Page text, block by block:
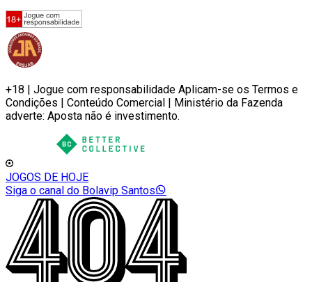
+18 | Jogue com responsabilidade Aplicam-se os Termos e
Condições | Conteúdo Comercial | Ministério da Fazenda
adverte: Aposta não é investimento.
JOGOS DE HOJE
Siga o canal do Bolavip Santos